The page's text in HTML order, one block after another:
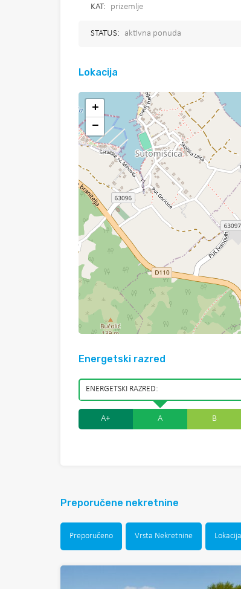
KAT: prizemlje
STATUS: aktivna ponuda
Lokacija
+
−
Energetski razred
ENERGETSKI RAZRED:
A+ A B
Preporučene nekretnine
Preporučeno Vrsta Nekretnine